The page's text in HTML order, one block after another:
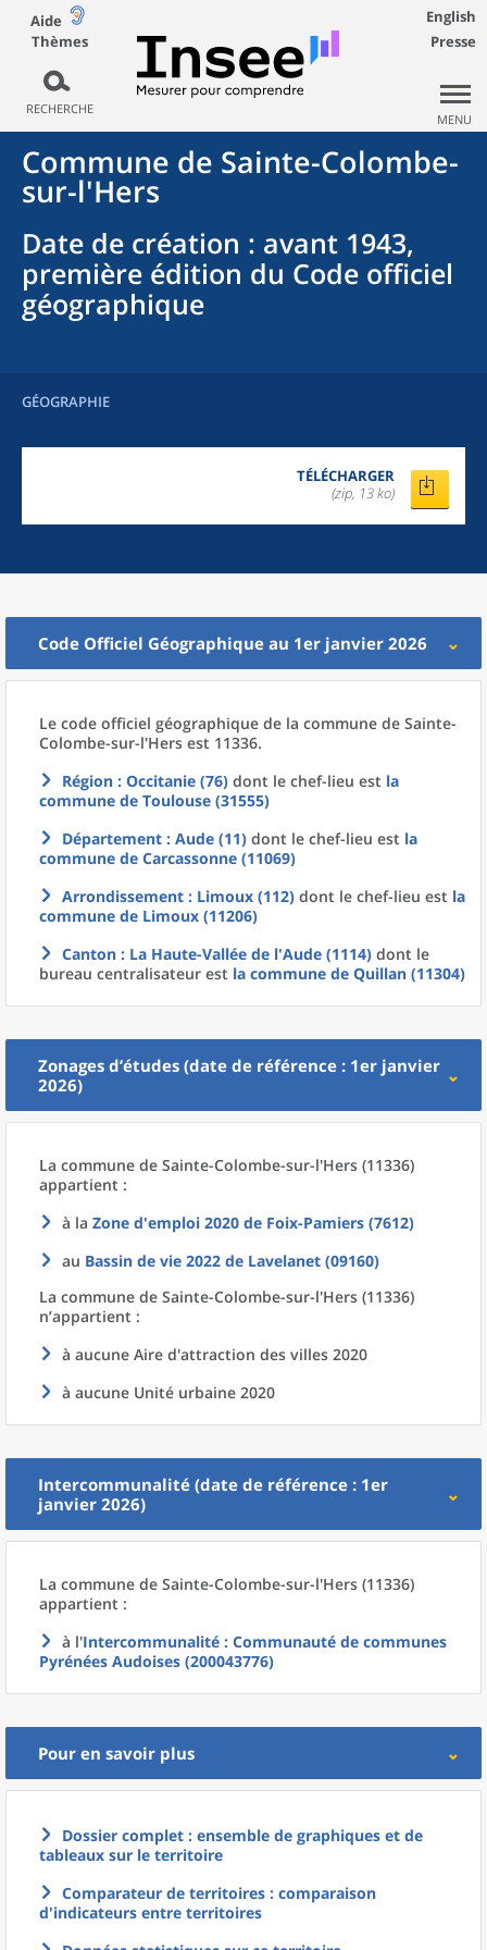
Aide
Thèmes
RECHERCHE
English
Presse
MENU
Commune de Sainte-Colombe-
sur-l'Hers
Date de création : avant 1943,
première édition du Code officiel
géographique
GÉOGRAPHIE
TÉLÉCHARGER
(zip, 13 ko)
Code Officiel Géographique au 1er janvier 2026
Le code officiel géographique de la commune de Sainte-
Colombe-sur-l'Hers est 11336.
Région : Occitanie (76) dont le chef-lieu est la
commune de Toulouse (31555)
Département : Aude (11) dont le chef-lieu est la
commune de Carcassonne (11069)
Arrondissement : Limoux (112) dont le chef-lieu est la
commune de Limoux (11206)
Canton : La Haute-Vallée de l'Aude (1114) dont le
bureau centralisateur est la commune de Quillan (11304)
Zonages d’études (date de référence : 1er janvier
2026)
La commune de Sainte-Colombe-sur-l'Hers (11336)
appartient :
à la Zone d'emploi 2020 de Foix-Pamiers (7612)
au Bassin de vie 2022 de Lavelanet (09160)
La commune de Sainte-Colombe-sur-l'Hers (11336)
n’appartient :
à aucune Aire d'attraction des villes 2020
à aucune Unité urbaine 2020
Intercommunalité (date de référence : 1er
janvier 2026)
La commune de Sainte-Colombe-sur-l'Hers (11336)
appartient :
à l'Intercommunalité : Communauté de communes
Pyrénées Audoises (200043776)
Pour en savoir plus
Dossier complet : ensemble de graphiques et de
tableaux sur le territoire
Comparateur de territoires : comparaison
d'indicateurs entre territoires